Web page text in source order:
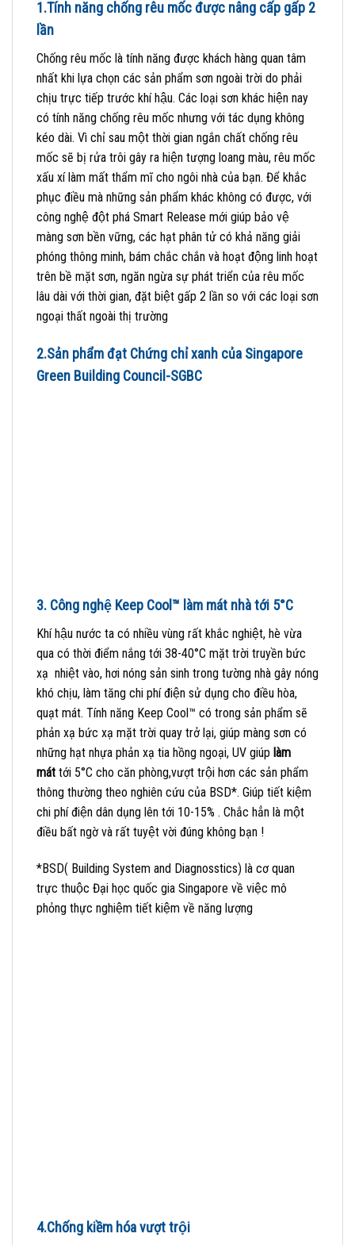
1.Tính năng chống rêu mốc được nâng cấp gấp 2
lần
Chống rêu mốc là tính năng được khách hàng quan tâm
nhất khi lựa chọn các sản phẩm sơn ngoài trời do phải
chịu trực tiếp trước khí hậu. Các loại sơn khác hiện nay
có tính năng chống rêu mốc nhưng với tác dụng không
kéo dài. Vì chỉ sau một thời gian ngắn chất chống rêu
mốc sẽ bị rửa trôi gây ra hiện tượng loang màu, rêu mốc
xấu xí làm mất thẩm mĩ cho ngôi nhà của bạn. Để khắc
phục điều mà những sản phẩm khác không có được, với
công nghệ đột phá Smart Release mới giúp bảo vệ
màng sơn bền vững, các hạt phân tử có khả năng giải
phóng thông minh, bám chắc chắn và hoạt động linh hoạt
trên bề mặt sơn, ngăn ngừa sự phát triển của rêu mốc
lâu dài với thời gian, đặt biệt gấp 2 lần so với các loại sơn
ngoại thất ngoài thị trường
2.Sản phẩm đạt Chứng chỉ xanh của Singapore
Green Building Council-SGBC
3. Công nghệ Keep Cool™ làm mát nhà tới 5°C
Khí hậu nước ta có nhiều vùng rất khắc nghiệt, hè vừa
qua có thời điểm nắng tới 38-40°C mặt trời truyền bức
xạ nhiệt vào, hơi nóng sản sinh trong tường nhà gây nóng
khó chịu, làm tăng chi phí điện sử dụng cho điều hòa,
quạt mát. Tính năng Keep Cool™ có trong sản phẩm sẽ
phản xạ bức xạ mặt trời quay trở lại, giúp màng sơn có
những hạt nhựa phản xạ tia hồng ngoại, UV giúp làm
mát tới 5°C cho căn phòng,vượt trội hơn các sản phẩm
thông thường theo nghiên cứu của BSD*. Giúp tiết kiệm
chi phí điện dân dụng lên tới 10-15% . Chắc hẳn là một
điều bất ngờ và rất tuyệt vời đúng không bạn !
*BSD( Building System and Diagnosstics) là cơ quan
trực thuộc Đại học quốc gia Singapore về việc mô
phỏng thực nghiệm tiết kiệm về năng lượng
4.Chống kiềm hóa vượt trội